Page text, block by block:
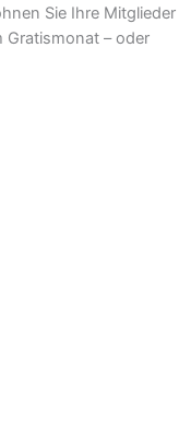
Sie Ihre Mitglieder
Gratismonat – oder